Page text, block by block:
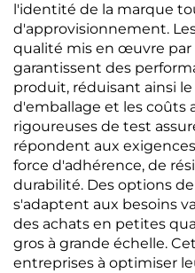
l'identité de la marque
d'approvisionnement.
qualité mis en œuvre par
garantissent des
produit, réduisant ainsi
d'emballage et les coûts
rigoureuses de test
répondent aux
force d'adhérence, de
durabilité. Des options
s'adaptent aux besoins
des achats en petites
gros à grande échelle.
entreprises à optimiser